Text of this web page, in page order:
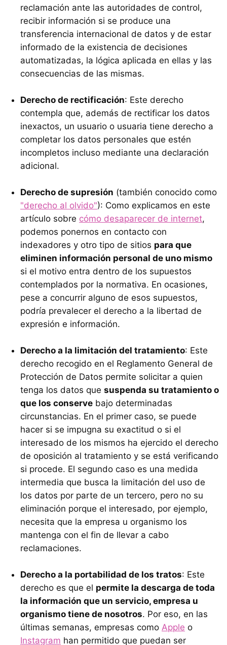
reclamación ante las autoridades de control,
recibir información si se produce una
transferencia internacional de datos y de estar
informado de la existencia de decisiones
automatizadas, la lógica aplicada en ellas y las
consecuencias de las mismas.
Derecho de rectificación: Este derecho
contempla que, además de rectificar los datos
inexactos, un usuario o usuaria tiene derecho a
completar los datos personales que estén
incompletos incluso mediante una declaración
adicional.
Derecho de supresión (también conocido como
"derecho al olvido"): Como explicamos en este
artículo sobre cómo desaparecer de internet,
podemos ponernos en contacto con
indexadores y otro tipo de sitios para que
eliminen información personal de uno mismo
si el motivo entra dentro de los supuestos
contemplados por la normativa. En ocasiones,
pese a concurrir alguno de esos supuestos,
podría prevalecer el derecho a la libertad de
expresión e información.
Derecho a la limitación del tratamiento: Este
derecho recogido en el Reglamento General de
Protección de Datos permite solicitar a quien
tenga los datos que suspenda su tratamiento o
que los conserve bajo determinadas
circunstancias. En el primer caso, se puede
hacer si se impugna su exactitud o si el
interesado de los mismos ha ejercido el derecho
de oposición al tratamiento y se está verificando
si procede. El segundo caso es una medida
intermedia que busca la limitación del uso de
los datos por parte de un tercero, pero no su
eliminación porque el interesado, por ejemplo,
necesita que la empresa u organismo los
mantenga con el fin de llevar a cabo
reclamaciones.
Derecho a la portabilidad de los tratos: Este
derecho es que el permite la descarga de toda
la información que un servicio, empresa u
organismo tiene de nosotros. Por eso, en las
últimas semanas, empresas como Apple o
Instagram han permitido que puedan ser